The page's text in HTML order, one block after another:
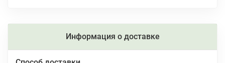
Информация о доставке